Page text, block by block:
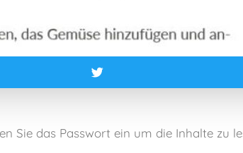
Sie das Passwort ein um die Inhalte zu